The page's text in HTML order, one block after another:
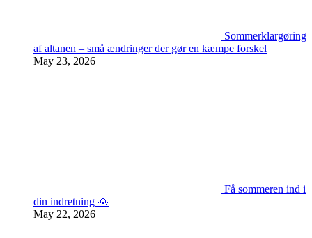
Sommerklargøring
af altanen – små ændringer der gør en kæmpe forskel
May 23, 2026
Få sommeren ind i
din indretning 🌞
May 22, 2026